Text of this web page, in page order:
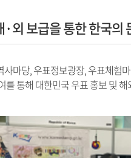
외 보급을 통한 한국의
마당, 우표정보광장, 우표체험
를 통해 대한민국 우표 홍보 및